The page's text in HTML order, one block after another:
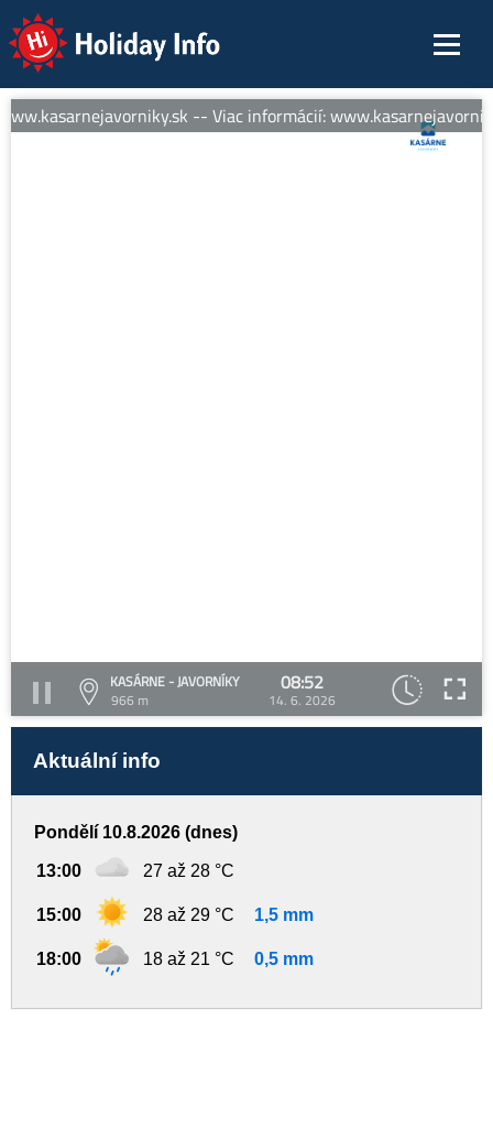
Holiday Info
-- Viac informácií:
KASÁRNE - JAVORNÍKY
966 m
08:52
14. 6. 2026
Aktuální info
Pondělí 10.8.2026 (dnes)
13:00 27 až 28 °C
15:00 28 až 29 °C 1,5 mm
18:00 18 až 21 °C 0,5 mm